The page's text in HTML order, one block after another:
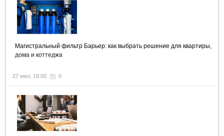
Магистральный фильтр Барьер: как выбрать решение для квартиры,
дома и коттеджа
27 июл, 18:00 0